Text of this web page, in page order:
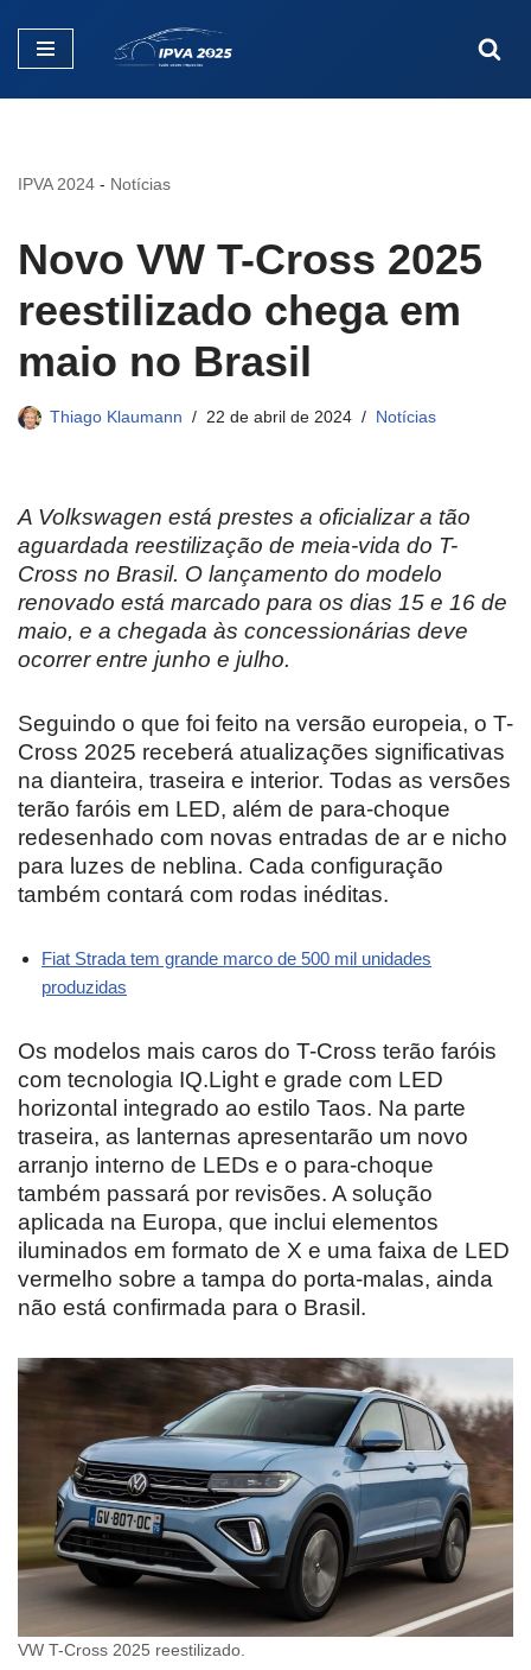
Pular
IPVA 2024 - Notícias
Novo VW T-Cross 2025
reestilizado chega em
maio no Brasil
Thiago Klaumann 22 de abril de 2024 Notícias
A Volkswagen está prestes a oficializar a tão
aguardada reestilização de meia-vida do T-
Cross no Brasil. O lançamento do modelo
renovado está marcado para os dias 15 e 16 de
maio, e a chegada às concessionárias deve
ocorrer entre junho e julho.
Seguindo o que foi feito na versão europeia, o T-
Cross 2025 receberá atualizações significativas
na dianteira, traseira e interior. Todas as versões
terão faróis em LED, além de para-choque
redesenhado com novas entradas de ar e nicho
para luzes de neblina. Cada configuração
também contará com rodas inéditas.
Fiat Strada tem grande marco de 500 mil unidades
produzidas
Os modelos mais caros do T-Cross terão faróis
com tecnologia IQ.Light e grade com LED
horizontal integrado ao estilo Taos. Na parte
traseira, as lanternas apresentarão um novo
arranjo interno de LEDs e o para-choque
também passará por revisões. A solução
aplicada na Europa, que inclui elementos
iluminados em formato de X e uma faixa de LED
vermelho sobre a tampa do porta-malas, ainda
não está confirmada para o Brasil.
VW T-Cross 2025 reestilizado.